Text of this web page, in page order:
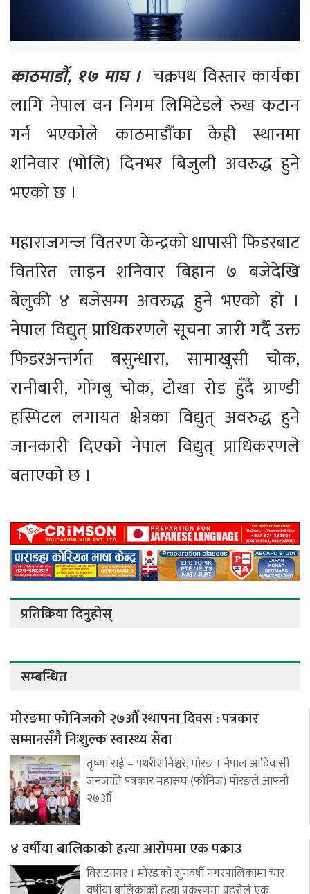
काठमाडौँ, १७ माघ ।चक्रपथ विस्तार कार्यका
लागि नेपाल वन निगम लिमिटेडले रुख कटान
गर्न भएकोले काठमाडौँका केही स्थानमा
शनिवार (भोलि) दिनभर बिजुली अवरुद्ध हुने
भएको छ ।
महाराजगन्ज वितरण केन्द्रको धापासी फिडरबाट
वितरित लाइन शनिवार बिहान ७ बजेदेखि
बेलुकी ४ बजेसम्म अवरुद्ध हुने भएको हो ।
नेपाल विद्युत् प्राधिकरणले सूचना जारी गर्दै उक्त
फिडरअन्तर्गत बसुन्धारा, सामाखुसी चोक,
रानीबारी, गोंगबु चोक, टोखा रोड हुँदै ग्राण्डी
हस्पिटल लगायत क्षेत्रका विद्युत् अवरुद्ध हुने
जानकारी दिएको नेपाल विद्युत् प्राधिकरणले
बताएको छ ।
प्रतिक्रिया दिनुहोस्
सम्बन्धित
मोरङमा फोनिजको २७औँ स्थापना दिवस : पत्रकार
सम्मानसँगै निःशुल्क स्वास्थ्य सेवा
तृष्णा राई – पथरीशनिश्चरे, मोरङ । नेपाल आदिवासी
जनजाति पत्रकार महासंघ (फोनिज) मोरङले आफ्नो
२७औँ
४ वर्षीया बालिकाको हत्या आरोपमा एक पक्राउ
विराटनगर । मोरङको सुनवर्षी नगरपालिकामा चार